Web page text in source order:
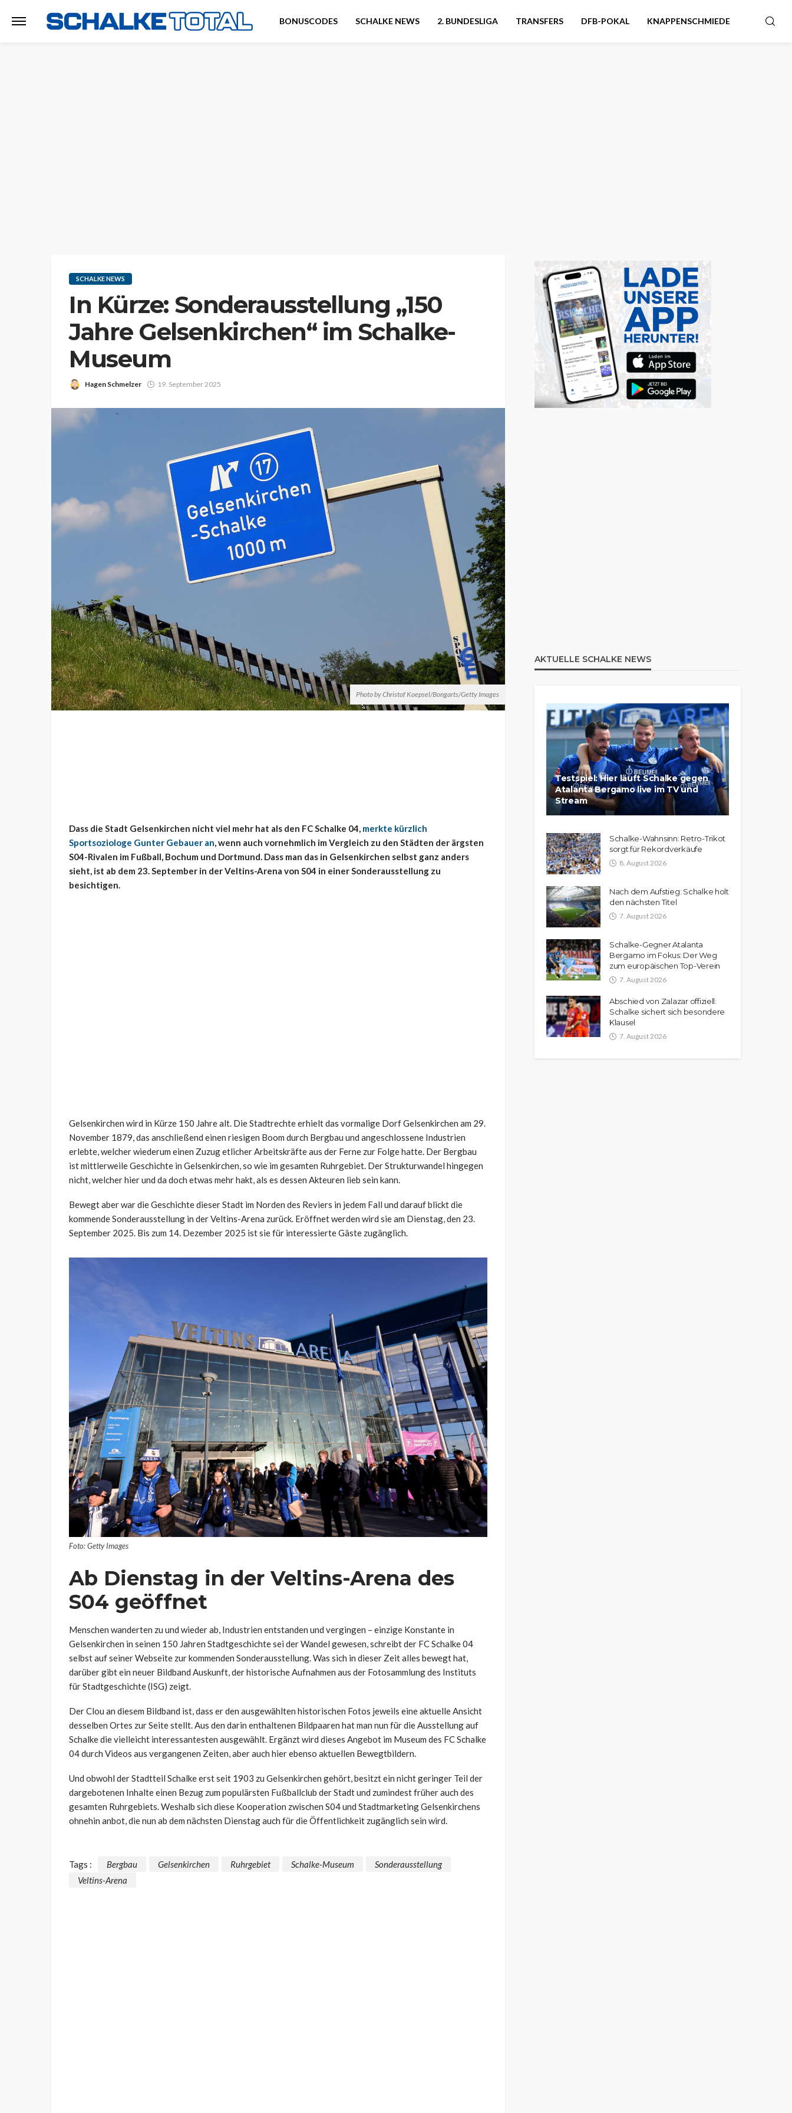
BONUSCODES SCHALKE NEWS 2. BUNDESLIGA TRANSFERS DFB-POKAL KNAPPENSCHMIEDE
SCHALKE NEWS
In Kürze: Sonderausstellung „150
Jahre Gelsenkirchen“ im Schalke-
Museum
Hagen Schmelzer 19. September 2025
Photo by Christof Koepsel/Bongarts/Getty Images
Dass die Stadt Gelsenkirchen nicht viel mehr hat als den FC Schalke 04, merkte kürzlich
Sportsoziologe Gunter Gebauer an, wenn auch vornehmlich im Vergleich zu den Städten der ärgsten
S04-Rivalen im Fußball, Bochum und Dortmund. Dass man das in Gelsenkirchen selbst ganz anders
sieht, ist ab dem 23. September in der Veltins-Arena von S04 in einer Sonderausstellung zu
besichtigen.
Gelsenkirchen wird in Kürze 150 Jahre alt. Die Stadtrechte erhielt das vormalige Dorf Gelsenkirchen am 29.
November 1879, das anschließend einen riesigen Boom durch Bergbau und angeschlossene Industrien
erlebte, welcher wiederum einen Zuzug etlicher Arbeitskräfte aus der Ferne zur Folge hatte. Der Bergbau
ist mittlerweile Geschichte in Gelsenkirchen, so wie im gesamten Ruhrgebiet. Der Strukturwandel hingegen
nicht, welcher hier und da doch etwas mehr hakt, als es dessen Akteuren lieb sein kann.
Bewegt aber war die Geschichte dieser Stadt im Norden des Reviers in jedem Fall und darauf blickt die
kommende Sonderausstellung in der Veltins-Arena zurück. Eröffnet werden wird sie am Dienstag, den 23.
September 2025. Bis zum 14. Dezember 2025 ist sie für interessierte Gäste zugänglich.
Foto: Getty Images
Ab Dienstag in der Veltins-Arena des
S04 geöffnet
Menschen wanderten zu und wieder ab, Industrien entstanden und vergingen – einzige Konstante in
Gelsenkirchen in seinen 150 Jahren Stadtgeschichte sei der Wandel gewesen, schreibt der FC Schalke 04
selbst auf seiner Webseite zur kommenden Sonderausstellung. Was sich in dieser Zeit alles bewegt hat,
darüber gibt ein neuer Bildband Auskunft, der historische Aufnahmen aus der Fotosammlung des Instituts
für Stadtgeschichte (ISG) zeigt.
Der Clou an diesem Bildband ist, dass er den ausgewählten historischen Fotos jeweils eine aktuelle Ansicht
desselben Ortes zur Seite stellt. Aus den darin enthaltenen Bildpaaren hat man nun für die Ausstellung auf
Schalke die vielleicht interessantesten ausgewählt. Ergänzt wird dieses Angebot im Museum des FC Schalke
04 durch Videos aus vergangenen Zeiten, aber auch hier ebenso aktuellen Bewegtbildern.
Und obwohl der Stadtteil Schalke erst seit 1903 zu Gelsenkirchen gehört, besitzt ein nicht geringer Teil der
dargebotenen Inhalte einen Bezug zum populärsten Fußballclub der Stadt und zumindest früher auch des
gesamten Ruhrgebiets. Weshalb sich diese Kooperation zwischen S04 und Stadtmarketing Gelsenkirchens
ohnehin anbot, die nun ab dem nächsten Dienstag auch für die Öffentlichkeit zugänglich sein wird.
Tags : Bergbau Gelsenkirchen Ruhrgebiet Schalke-Museum
Sonderausstellung
Veltins-Arena
AKTUELLE SCHALKE NEWS
Testspiel: Hier läuft Schalke gegen
Atalanta Bergamo live im TV und
Stream
Schalke-Wahnsinn: Retro-Trikot
sorgt für Rekordverkäufe
8. August 2026
Nach dem Aufstieg: Schalke holt
den nächsten Titel
7. August 2026
Schalke-Gegner Atalanta
Bergamo im Fokus: Der Weg
zum europäischen Top-Verein
7. August 2026
Abschied von Zalazar offiziell:
Schalke sichert sich besondere
Klausel
7. August 2026